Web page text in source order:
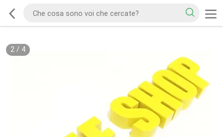
2/ 4